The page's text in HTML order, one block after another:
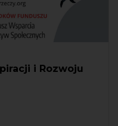
i Rozwoju